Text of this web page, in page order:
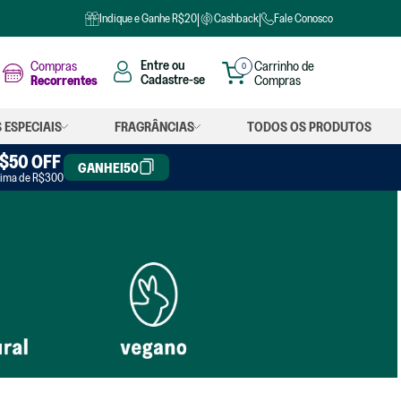
Indique e Ganhe R$20 Cashback Fale Conosco
Compras
Recorrentes
0
FRAGRÂNCIAS TODOS OS PRODUTOS
OFF
de R$300
GANHEI50